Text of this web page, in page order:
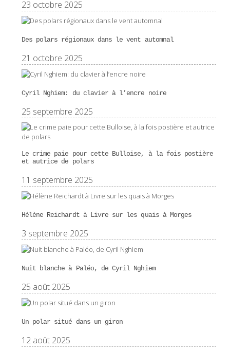
23 octobre 2025
Des polars régionaux dans le vent automnal
21 octobre 2025
Cyril Nghiem: du clavier à l’encre noire
25 septembre 2025
Le crime paie pour cette Bulloise, à la fois postière
et autrice de polars
11 septembre 2025
Hélène Reichardt à Livre sur les quais à Morges
3 septembre 2025
Nuit blanche à Paléo, de Cyril Nghiem
25 août 2025
Un polar situé dans un giron
12 août 2025